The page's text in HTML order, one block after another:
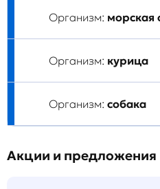
Организм: морская
Организм: курица
Организм: собака
Акции и предложения